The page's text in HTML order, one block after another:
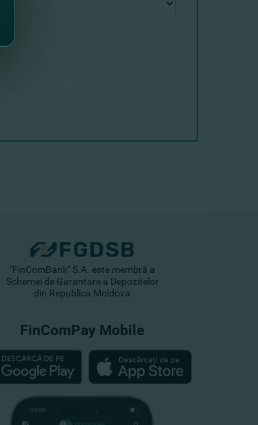
"FinComBank" S.A. este membră a
Schemei de Garantare a Depozitelor
din Republica Moldova
FinComPay Mobile